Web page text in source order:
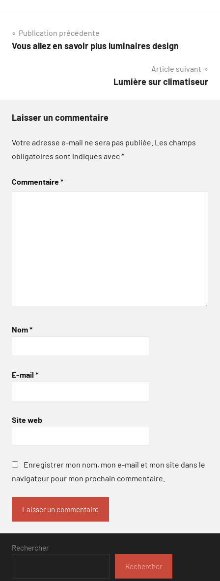
Navigation
de
Publication précédente
Vous allez en savoir plus luminaires design
Article suivant
Lumière sur climatiseur
Laisser un commentaire
Votre adresse e-mail ne sera pas publiée. Les champs
obligatoires sont indiqués avec*
Commentaire*
Nom*
E-mail *
Site web
Enregistrer mon nom, mon e-mail et mon site dans le
navigateur pour mon prochain commentaire.
Rechercher
Rechercher